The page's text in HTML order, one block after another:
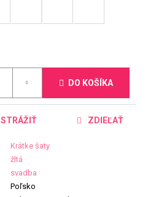
DO KOŠÍKA
Krátke šaty
žltá
svadba
Poľsko
STRÁŽIŤ ZDIEĽAŤ